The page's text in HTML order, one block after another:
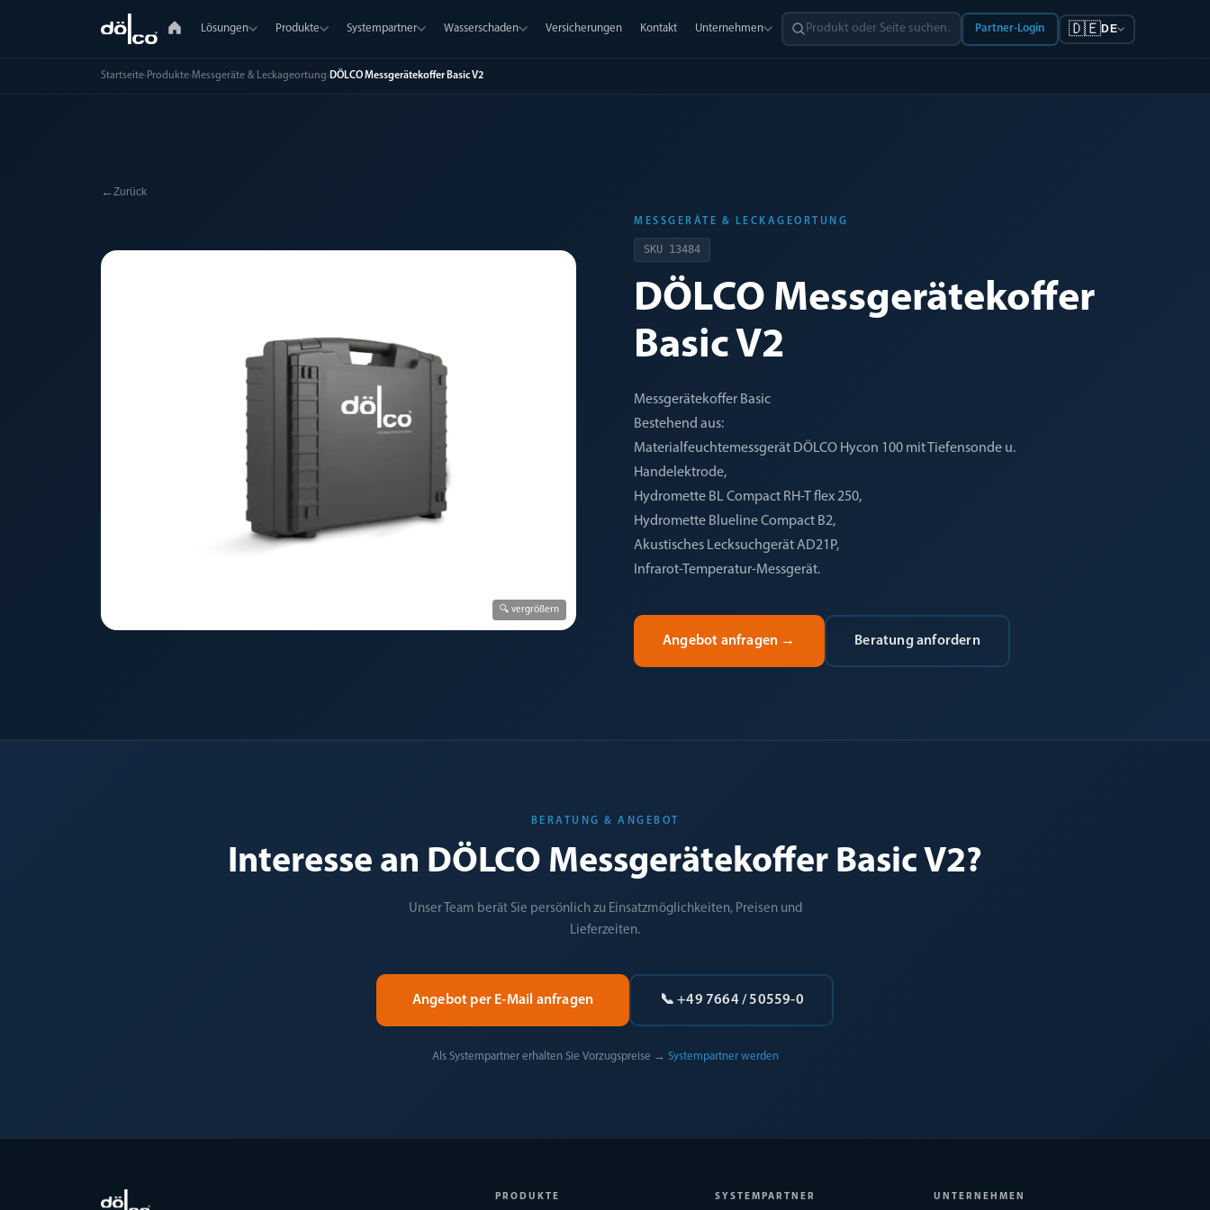
Lösungen Produkte Systempartner Wasserschaden Versicherungen Kontakt Unternehmen Partner-Login 🇩🇪DE
Startseite›Produkte›Messgeräte & Leckageortung›DÖLCO Messgerätekoffer Basic V2
← Zurück
🔍 vergrößern
MESSGERÄTE & LECKAGEORTUNG
SKU 13484
DÖLCO Messgerätekoffer
Basic V2
Messgerätekoffer Basic
Bestehend aus:
Materialfeuchtemessgerät DÖLCO Hycon 100 mit Tiefensonde u.
Handelektrode,
Hydromette BL Compact RH-T flex 250,
Hydromette Blueline Compact B2,
Akustisches Lecksuchgerät AD21P,
Infrarot-Temperatur-Messgerät.
Angebot anfragen → Beratung anfordern
BERATUNG & ANGEBOT
Interesse an DÖLCO Messgerätekoffer Basic V2?
Unser Team berät Sie persönlich zu Einsatzmöglichkeiten, Preisen und
Lieferzeiten.
Angebot per E-Mail anfragen 📞 +49 7664 / 50559-0
Als Systempartner erhalten Sie Vorzugspreise → Systempartner werden
PRODUKTE SYSTEMPARTNER UNTERNEHMEN